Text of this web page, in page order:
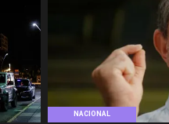
NACIONAL